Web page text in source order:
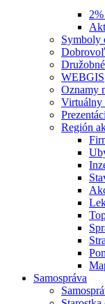
Symboly
WEBGIS
Oznamy
Virtuálny
Región
Samospráva